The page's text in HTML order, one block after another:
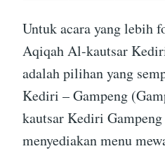
Untuk acara yang lebih
Aqiqah Al-kautsar
adalah pilihan yang
Kediri – Gampeng
kautsar Kediri
menyediakan menu